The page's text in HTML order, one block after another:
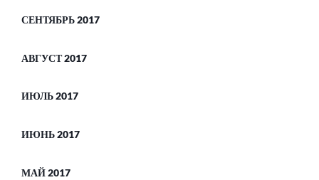
СЕНТЯБРЬ 2017
АВГУСТ 2017
ИЮЛЬ 2017
ИЮНЬ 2017
МАЙ 2017